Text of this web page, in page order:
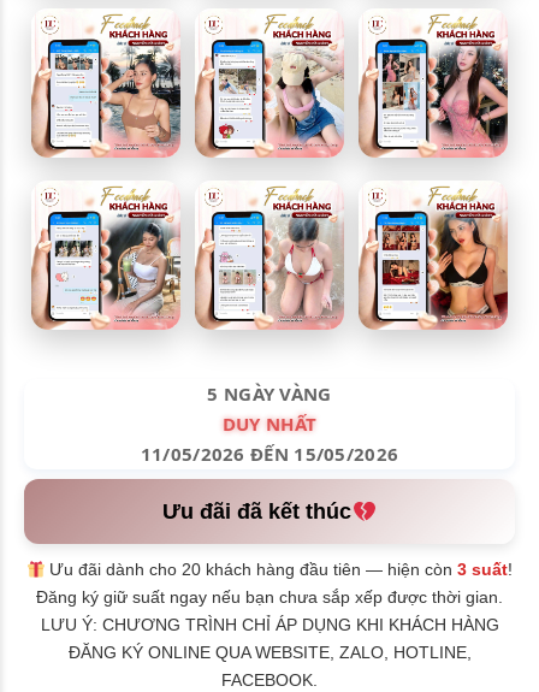
5 NGÀY VÀNG
DUY NHẤT
11/05/2026 ĐẾN 15/05/2026
Ưu đãi đã kết thúc
Ưu đãi dành cho 20 khách hàng đầu tiên — hiện còn3 suất!
Đăng ký giữ suất ngay nếu bạn chưa sắp xếp được thời gian.
LƯU Ý: CHƯƠNG TRÌNH CHỈ ÁP DỤNG KHI KHÁCH HÀNG
ĐĂNG KÝ ONLINE QUA WEBSITE, ZALO, HOTLINE,
FACEBOOK.